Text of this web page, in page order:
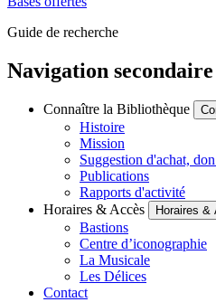
Guide de recherche
Navigation secondaire
Connaître la Bibliothèque
Histoire
Mission
Suggestion d'achat,
Publications
Rapports d'activité
Horaires & Accès
Horaires &
Bastions
Centre d’iconographie
La Musicale
Les Délices
Contact